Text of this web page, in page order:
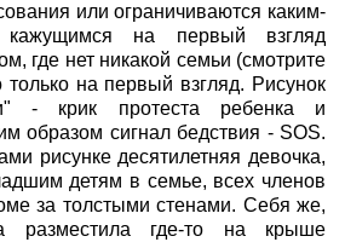
или ограничиваются каким-
кажущимся на первый взгляд
где нет никакой семьи (смотрите
на первый взгляд. Рисунок
- крик протеста ребенка и
образом сигнал бедствия - SOS.
рисунке десятилетняя девочка,
детям в семье, всех членов
за толстыми стенами. Себя же,
разместила где-то на крыше